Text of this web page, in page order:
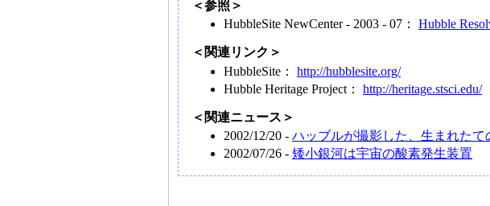
＜参照＞
HubbleSite NewCenter - 2003 - 07： Hubble
＜関連リンク＞
HubbleSite： http://hubblesite.org/
Hubble Heritage Project： http://heritage.stsci.edu/
＜関連ニュース＞
2002/12/20 - ハッブルが撮影した、生まれたて
2002/07/26 - 矮小銀河は宇宙の酸素発生装置